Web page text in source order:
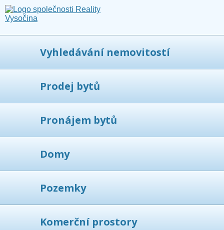
Vyhledávání nemovitostí
Prodej bytů
Pronájem bytů
Domy
Pozemky
Komerční prostory